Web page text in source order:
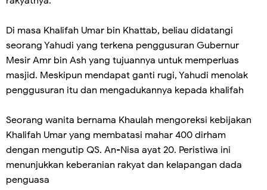
Di masa Khalifah Umar bin Khattab, beliau didatangi
seorang Yahudi yang terkena penggusuran Gubernur
Mesir Amr bin Ash yang tujuannya untuk memperluas
masjid. Meskipun mendapat ganti rugi, Yahudi menolak
penggusuran itu dan mengadukannya kepada khalifah
Seorang wanita bernama Khaulah mengoreksi kebijakan
Khalifah Umar yang membatasi mahar 400 dirham
dengan mengutip QS. An-Nisa ayat 20. Peristiwa ini
menunjukkan keberanian rakyat dan kelapangan dada
penguasa